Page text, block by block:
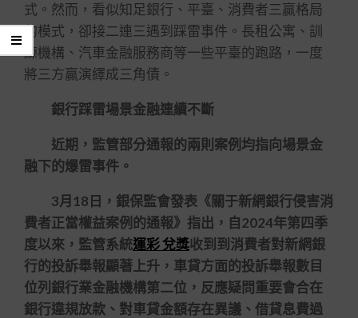
式。然而，看似知足銀行、平臺、消費者三贏格局
的模式，卻接二連三遇到踩雷事件。長租公寓、訓
練機構、汽車金融服務商等一些平臺的跑路，一度
將三方贏演繹成三角債。
銀行踩雷場景金融連續不斷
近期，監管部分通報的兩則案例均指向場景金
融下的爆雷事件。
3月18日，銀保監會發表《關于新網銀行侵害消
費者正當權益案例的通報》指出，自2024年第四季
度以來，監管系統運彩 兌獎收到到消費者對新網銀
行的投訴舉報顯著上升，車貸方面的投訴舉報數目
位列銀行業金融機構第二位，反應疑問重要會合在
銀行違規放款、對車貸金額存在異議、借貸息費過